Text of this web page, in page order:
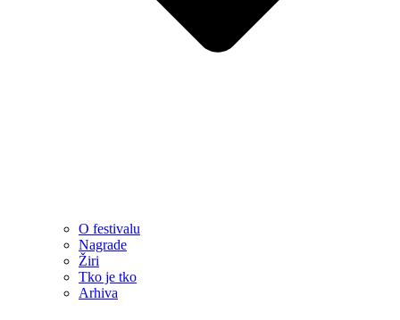
O festivalu
Nagrade
Žiri
Tko je tko
Arhiva